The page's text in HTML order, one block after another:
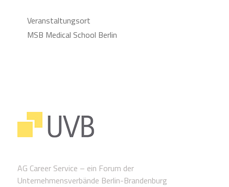
Veranstaltungsort
MSB Medical School Berlin
AG Career Service – ein Forum der
Unternehmensverbände Berlin-Brandenburg